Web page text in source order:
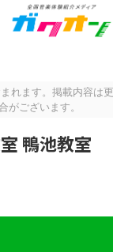
れます。掲載内容は
がございます。
鴨池教室